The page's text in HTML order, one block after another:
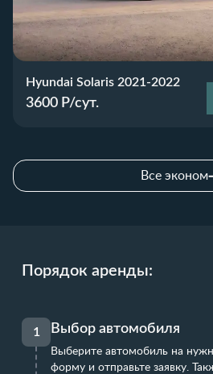
Hyundai Solaris 2021-2022
3600 Р/сут.
Все эконом
Порядок аренды:
1 Выбор автомобиля
Выберите автомобиль на
форму и отправьте заявку.